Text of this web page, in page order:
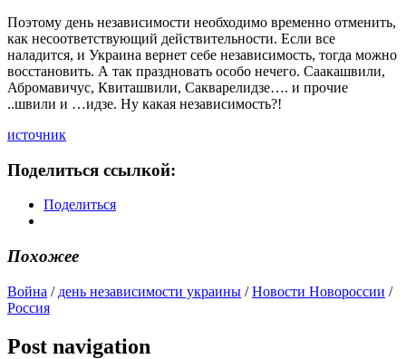
Поэтому день независимости необходимо временно отменить,
как несоответствующий действительности. Если все
наладится, и Украина вернет себе независимость, тогда можно
восстановить. А так праздновать особо нечего. Саакашвили,
Абромавичус, Квиташвили, Сакварелидзе…. и прочие
..швили и …идзе. Ну какая независимость?!
источник
Поделиться ссылкой:
Поделиться
Похожее
Война / день независимости украины /Новости Новороссии /
Россия
Post navigation